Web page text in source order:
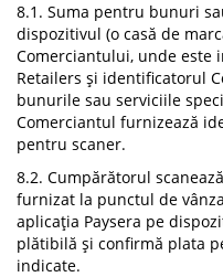
8.1. Suma pentru bunuri
dispozitivul (o casă de
Comerciantului, unde este
Retailers și identificatorul
bunurile sau serviciile
Comerciantul furnizează
pentru scaner.
8.2. Cumpărătorul
furnizat la punctul de
aplicația Paysera pe
plătibilă și confirmă plata
indicate.